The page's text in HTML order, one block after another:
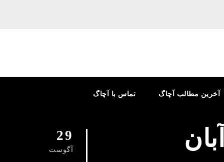
تماس با آچاگ آخرین مطالب آچاگ
29
آگوست